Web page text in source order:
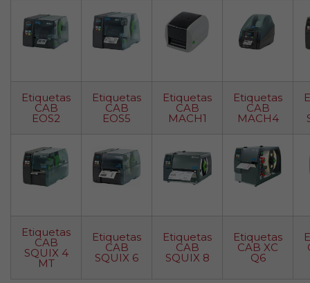
Etiquetas
CAB
EOS2
Etiquetas
CAB
EOS5
Etiquetas
CAB
MACH1
Etiquetas
CAB
MACH4
Etiquetas
CAB
SQUIX 4
MT
Etiquetas
CAB
SQUIX 6
Etiquetas
CAB
SQUIX 8
Etiquetas
CAB XC
Q6